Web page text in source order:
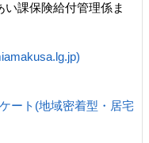
課保険給付管理係ま
ート(地域密着型・居宅